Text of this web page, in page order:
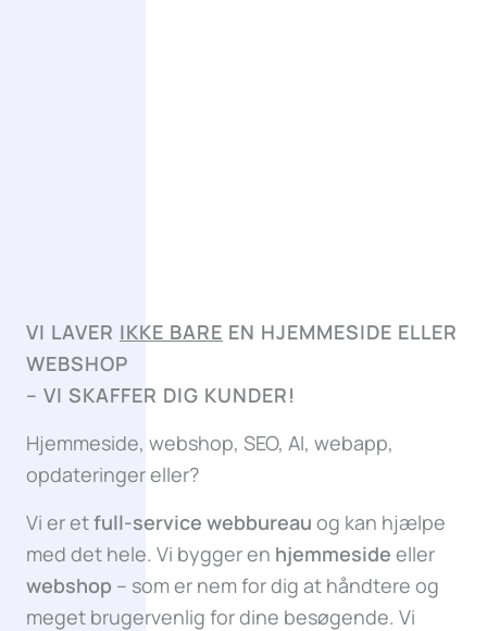
VI LAVER IKKE BARE EN HJEMMESIDE ELLER
WEBSHOP
– VI SKAFFER DIG KUNDER!
Hjemmeside, webshop, SEO, AI, webapp,
opdateringer eller?
Vi er etfull-service webbureau og kan hjælpe
med det hele. Vi bygger en hjemmeside eller
webshop – som er nem for dig at håndtere og
meget brugervenlig for dine besøgende. Vi